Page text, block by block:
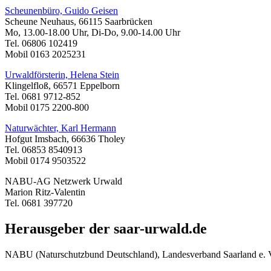
Scheunenbüro, Guido Geisen
Scheune Neuhaus, 66115 Saarbrücken
Mo, 13.00-18.00 Uhr, Di-Do, 9.00-14.00 Uhr
Tel. 06806 102419
Mobil 0163 2025231
Urwaldförsterin, Helena Stein
Klingelfloß, 66571 Eppelborn
Tel. 0681 9712-852
Mobil 0175 2200-800
Naturwächter, Karl Hermann
Hofgut Imsbach, 66636 Tholey
Tel. 06853 8540913
Mobil 0174 9503522
NABU-AG Netzwerk Urwald
Marion Ritz-Valentin
Tel. 0681 397720
Herausgeber der saar-urwald.de
NABU (Naturschutzbund Deutschland), Landesverband Saarland e.